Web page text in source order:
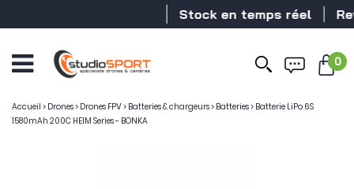
Stock en temps réel
0
Accueil > Drones> Drones FPV> Batteries & chargeurs> Batteries> Batterie LiPo 6S
1580mAh 200C HEIM Series - BONKA